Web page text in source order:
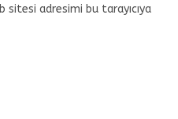
sitesi adresimi bu tarayıcıya